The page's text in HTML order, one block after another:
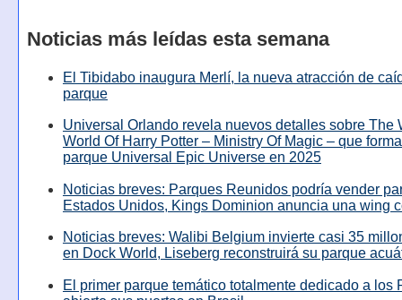
Noticias más leídas esta semana
El Tibidabo inaugura Merlí, la nueva atracción de
parque
Universal Orlando revela nuevos detalles sobre The
World Of Harry Potter – Ministry Of Magic – que
parque Universal Epic Universe en 2025
Noticias breves: Parques Reunidos podría vender
Estados Unidos, Kings Dominion anuncia una wing
Noticias breves: Walibi Belgium invierte casi 35
en Dock World, Liseberg reconstruirá su parque
El primer parque temático totalmente dedicado a los